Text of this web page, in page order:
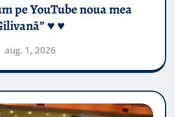
pe YouTube noua mea
♥️ ♥️
aug. 1, 2026